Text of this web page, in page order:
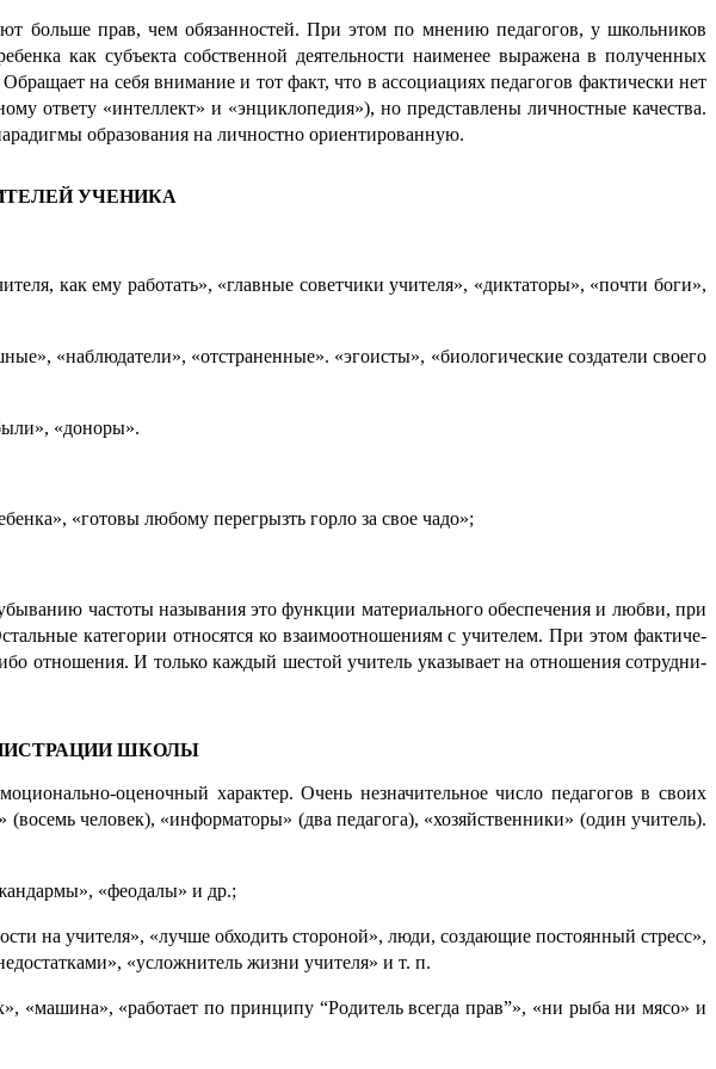
больше прав, чем обязан­но­стей. При этом по мнению педаго­гов, у школьников
как субъекта собственной деятель­но­сти наименее выражена в получен­ных
на себя внимание и тот факт, что в ассоциациях педаго­гов факти­че­ски нет
ответу «интеллект» и «энциклопедия»), но представ­ле­ны личностные качества.
образо­ва­ния на личностно ориенти­ро­ван­ную.
УЧЕНИКА
как ему работать», «главные совет­чики учителя», «диктаторы», «почти боги»,
«наблюдатели», «отстра­нен­ные». «эгоисты», «биологические созда­те­ли своего
«доноры».
«готовы любому перегрызть горло за свое чадо»;
частоты называния это функции матери­аль­но­го обеспечения и любви, при
катего­рии относятся ко взаимо­от­но­ше­ни­ям с учителем. При этом факти­че­
отношения. И только каждый шестой учитель указывает на отношения сотруд­ни­
ШКОЛЫ
оценочный характер. Очень незначи­тель­ное число педаго­гов в своих
человек), «информаторы» (два педаго­га), «хозяйственники» (один учитель).
«феодалы» и др.;
на учителя», «лучше обходить стороной», люди, созда­ю­щие постоянный стресс»,
«усложнитель жизни учителя» и т. п.
«машина», «работает по принципу “Родитель всегда прав”», «ни рыба ни мясо» и